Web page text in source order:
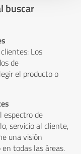
buscar
Los
de
el producto o
espectro de
servicio al cliente,
una visión
todas las áreas.